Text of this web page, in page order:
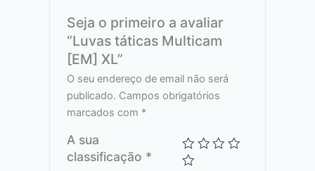
Seja o primeiro a avaliar
“Luvas táticas Multicam
[EM] XL”
O seu endereço de email não será
publicado. Campos obrigatórios
marcados com *
A sua
classificação *